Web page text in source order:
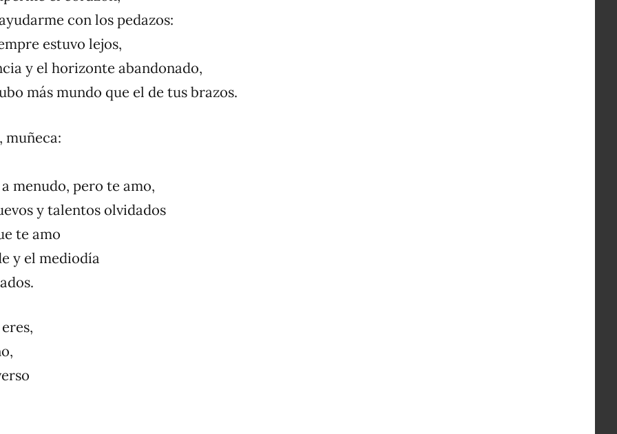
con los pedazos:
estuvo lejos,
y el horizonte abandonado,
más mundo que el de tus brazos.
muñeca:
menudo, pero te amo,
y talentos olvidados
te amo
y el mediodía